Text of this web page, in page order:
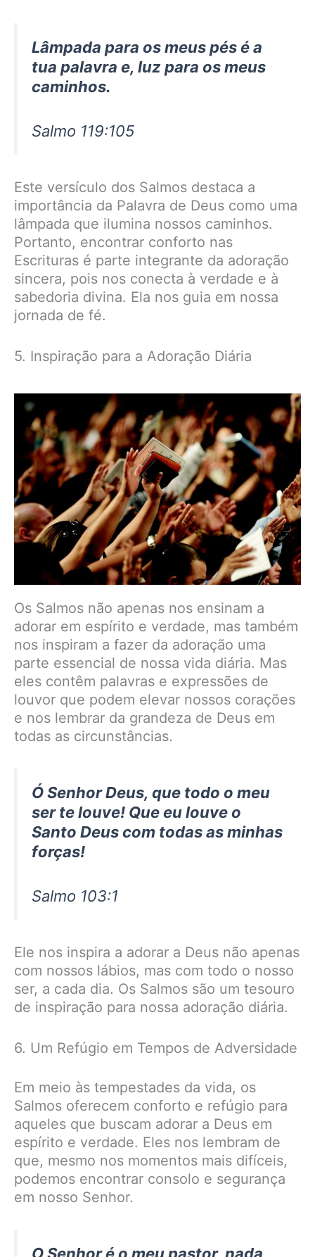
Lâmpada para os meus pés é a
tua palavra e, luz para os meus
caminhos.
Salmo 119:105
Este versículo dos Salmos destaca a
importância da Palavra de Deus como uma
lâmpada que ilumina nossos caminhos.
Portanto, encontrar conforto nas
Escrituras é parte integrante da adoração
sincera, pois nos conecta à verdade e à
sabedoria divina. Ela nos guia em nossa
jornada de fé.
5. Inspiração para a Adoração Diária
Os Salmos não apenas nos ensinam a
adorar em espírito e verdade, mas também
nos inspiram a fazer da adoração uma
parte essencial de nossa vida diária. Mas
eles contêm palavras e expressões de
louvor que podem elevar nossos corações
e nos lembrar da grandeza de Deus em
todas as circunstâncias.
Ó Senhor Deus, que todo o meu
ser te louve! Que eu louve o
Santo Deus com todas as minhas
forças!
Salmo 103:1
Ele nos inspira a adorar a Deus não apenas
com nossos lábios, mas com todo o nosso
ser, a cada dia. Os Salmos são um tesouro
de inspiração para nossa adoração diária.
6. Um Refúgio em Tempos de Adversidade
Em meio às tempestades da vida, os
Salmos oferecem conforto e refúgio para
aqueles que buscam adorar a Deus em
espírito e verdade. Eles nos lembram de
que, mesmo nos momentos mais difíceis,
podemos encontrar consolo e segurança
em nosso Senhor.